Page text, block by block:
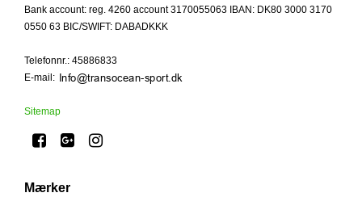
Bank account: reg. 4260 account 3170055063 IBAN: DK80 3000 3170
0550 63 BIC/SWIFT: DABADKKK
Telefonnr.: 45886833
E-mail :
Sitemap
Mærker